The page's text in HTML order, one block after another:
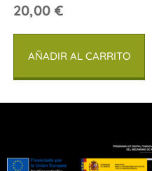
20,00 €
AÑADIR AL CARRITO